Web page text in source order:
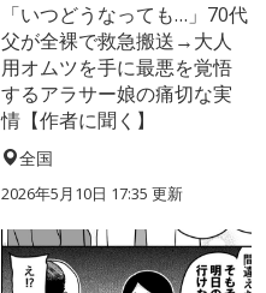
「いつどうなっても…」70代
父が全裸で救急搬送→大人
用オムツを手に最悪を覚悟
するアラサー娘の痛切な実
情【作者に聞く】
全国
2026年5月10日 17:35 更新